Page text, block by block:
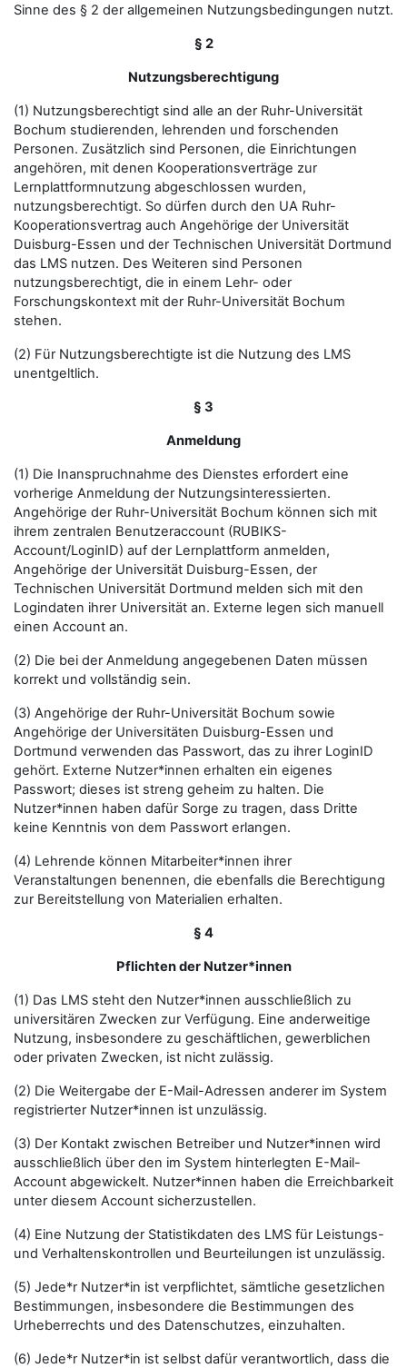
Sinne des § 2 der allgemeinen Nutzungsbedingungen nutzt.
§ 2
Nutzungsberechtigung
(1) Nutzungsberechtigt sind alle an der Ruhr-Universität
Bochum studierenden, lehrenden und forschenden
Personen. Zusätzlich sind Personen, die Einrichtungen
angehören, mit denen Kooperationsverträge zur
Lernplattformnutzung abgeschlossen wurden,
nutzungsberechtigt. So dürfen durch den UA Ruhr-
Kooperationsvertrag auch Angehörige der Universität
Duisburg-Essen und der Technischen Universität Dortmund
das LMS nutzen. Des Weiteren sind Personen
nutzungsberechtigt, die in einem Lehr- oder
Forschungskontext mit der Ruhr-Universität Bochum
stehen.
(2) Für Nutzungsberechtigte ist die Nutzung des LMS
unentgeltlich.
§ 3
Anmeldung
(1) Die Inanspruchnahme des Dienstes erfordert eine
vorherige Anmeldung der Nutzungsinteressierten.
Angehörige der Ruhr-Universität Bochum können sich mit
ihrem zentralen Benutzeraccount (RUBIKS-
Account/LoginID) auf der Lernplattform anmelden,
Angehörige der Universität Duisburg-Essen, der
Technischen Universität Dortmund melden sich mit den
Logindaten ihrer Universität an. Externe legen sich manuell
einen Account an.
(2) Die bei der Anmeldung angegebenen Daten müssen
korrekt und vollständig sein.
(3) Angehörige der Ruhr-Universität Bochum sowie
Angehörige der Universitäten Duisburg-Essen und
Dortmund verwenden das Passwort, das zu ihrer LoginID
gehört. Externe Nutzer*innen erhalten ein eigenes
Passwort; dieses ist streng geheim zu halten. Die
Nutzer*innen haben dafür Sorge zu tragen, dass Dritte
keine Kenntnis von dem Passwort erlangen.
(4) Lehrende können Mitarbeiter*innen ihrer
Veranstaltungen benennen, die ebenfalls die Berechtigung
zur Bereitstellung von Materialien erhalten.
§ 4
Pflichten der Nutzer*innen
(1) Das LMS steht den Nutzer*innen ausschließlich zu
universitären Zwecken zur Verfügung. Eine anderweitige
Nutzung, insbesondere zu geschäftlichen, gewerblichen
oder privaten Zwecken, ist nicht zulässig.
(2) Die Weitergabe der E-Mail-Adressen anderer im System
registrierter Nutzer*innen ist unzulässig.
(3) Der Kontakt zwischen Betreiber und Nutzer*innen wird
ausschließlich über den im System hinterlegten E-Mail-
Account abgewickelt. Nutzer*innen haben die Erreichbarkeit
unter diesem Account sicherzustellen.
(4) Eine Nutzung der Statistikdaten des LMS für Leistungs-
und Verhaltenskontrollen und Beurteilungen ist unzulässig.
(5) Jede*r Nutzer*in ist verpflichtet, sämtliche gesetzlichen
Bestimmungen, insbesondere die Bestimmungen des
Urheberrechts und des Datenschutzes, einzuhalten.
(6) Jede*r Nutzer*in ist selbst dafür verantwortlich, dass die